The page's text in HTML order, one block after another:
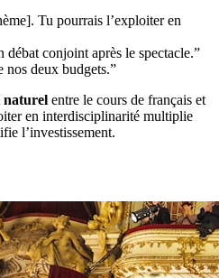
Tu pourrais l’exploiter en
conjoint après le spectacle.”
nos deux budgets.”
naturel entre le cours de français et
en interdisciplinarité multiplie
l’investissement.